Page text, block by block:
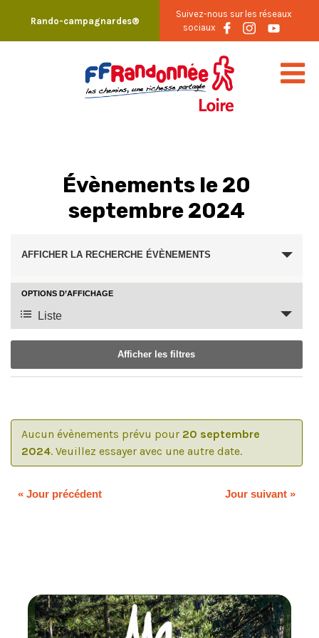
content
Rando-campagnardes®
Suivez-nous sur les réseaux
sociaux
Évènements le 20
septembre 2024
Recherche
navigation
de
AFFICHER LA RECHERCHE ÉVÈNEMENTS
Navigation
de
vues
Évènement
OPTIONS D’AFFICHAGE
Liste
Afficher les filtres
the
form
controls
will
dynamically
Aucun évènements prévu pour 20 septembre
2024. Veuillez essayer avec une autre date.
« Jour précédent Jour suivant »